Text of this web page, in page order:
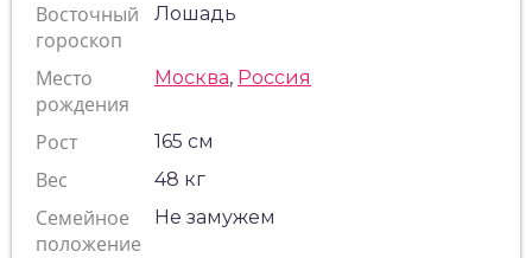
Восточный
гороскоп
Лошадь
Место
рождения
Москва, Россия
Рост 165 см
Вес 48 кг
Семейное
положение
Не замужем